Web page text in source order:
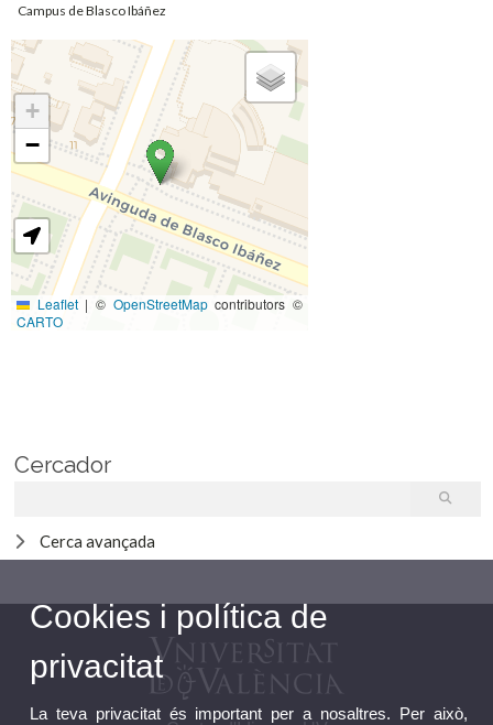
Campus de Blasco Ibáñez
+
−
Leaflet | © OpenStreetMapcontributors ©
CARTO
Cercador
Cerca avançada
Cookies i política de
privacitat
La teva privacitat és important per a nosaltres. Per això,